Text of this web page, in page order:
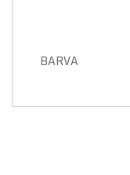
BARVA